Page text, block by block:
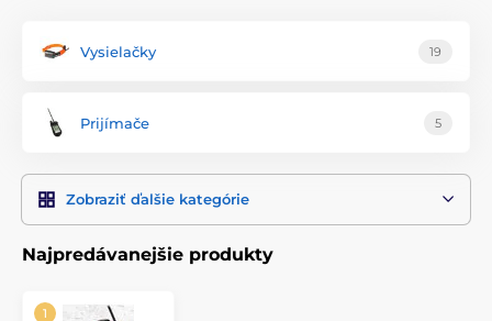
Vysielačky 19
Prijímače 5
Zobraziť ďalšie kategórie
Najpredávanejšie produkty